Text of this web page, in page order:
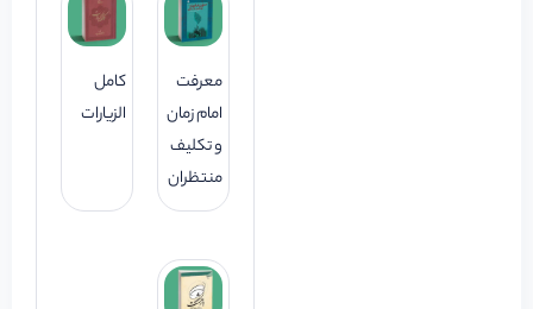
معرفت
امام زمان
و تکلیف
منتظران
کامل
الزیارات